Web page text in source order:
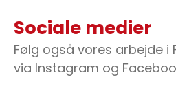
Sociale medier
Følg også vores arbejde i
via Instagram og